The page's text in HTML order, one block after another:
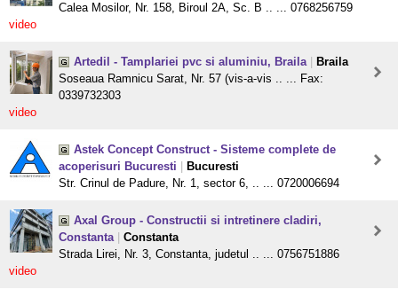
Calea Mosilor, Nr. 158, Biroul 2A, Sc. B .. ... 0768256759
video
Artedil - Tamplariei pvc si aluminiu, Braila
Braila
Soseaua Ramnicu Sarat, Nr. 57 (vis-a-vis .. ... Fax:
0339732303
video
Astek Concept Construct - Sisteme complete de
acoperisuri Bucuresti
Bucuresti
Str. Crinul de Padure, Nr. 1, sector 6, .. ... 0720006694
Axal Group - Constructii si intretinere cladiri,
Constanta
Constanta
Strada Lirei, Nr. 3, Constanta, judetul .. ... 0756751886
video